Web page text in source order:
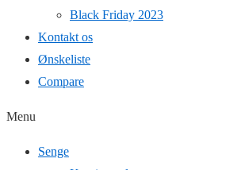
Black Friday 2023
Kontakt os
Ønskeliste
Compare
Menu
Senge